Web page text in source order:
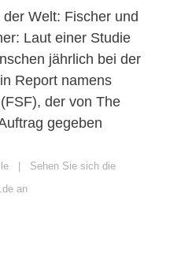
Welt: Fischer und
Laut einer Studie
jährlich bei der
Report namens
der von The
gegeben
| Sehen Sie sich die
an